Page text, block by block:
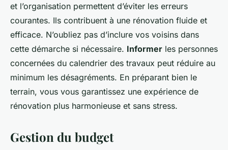
et l’organisation permettent d’éviter les erreurs
courantes. Ils contribuent à une rénovation fluide et
efficace. N’oubliez pas d’inclure vos voisins dans
cette démarche si nécessaire. Informer les personnes
concernées du calendrier des travaux peut réduire au
minimum les désagréments. En préparant bien le
terrain, vous vous garantissez une expérience de
rénovation plus harmonieuse et sans stress.
Gestion du budget